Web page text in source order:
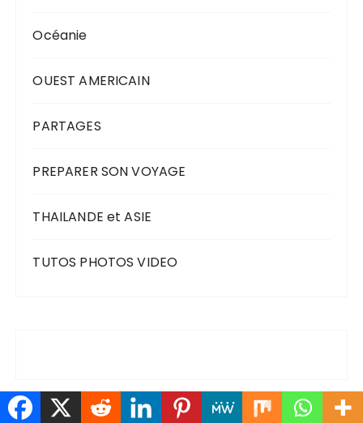
Océanie
OUEST AMERICAIN
PARTAGES
PREPARER SON VOYAGE
THAILANDE et ASIE
TUTOS PHOTOS VIDEO